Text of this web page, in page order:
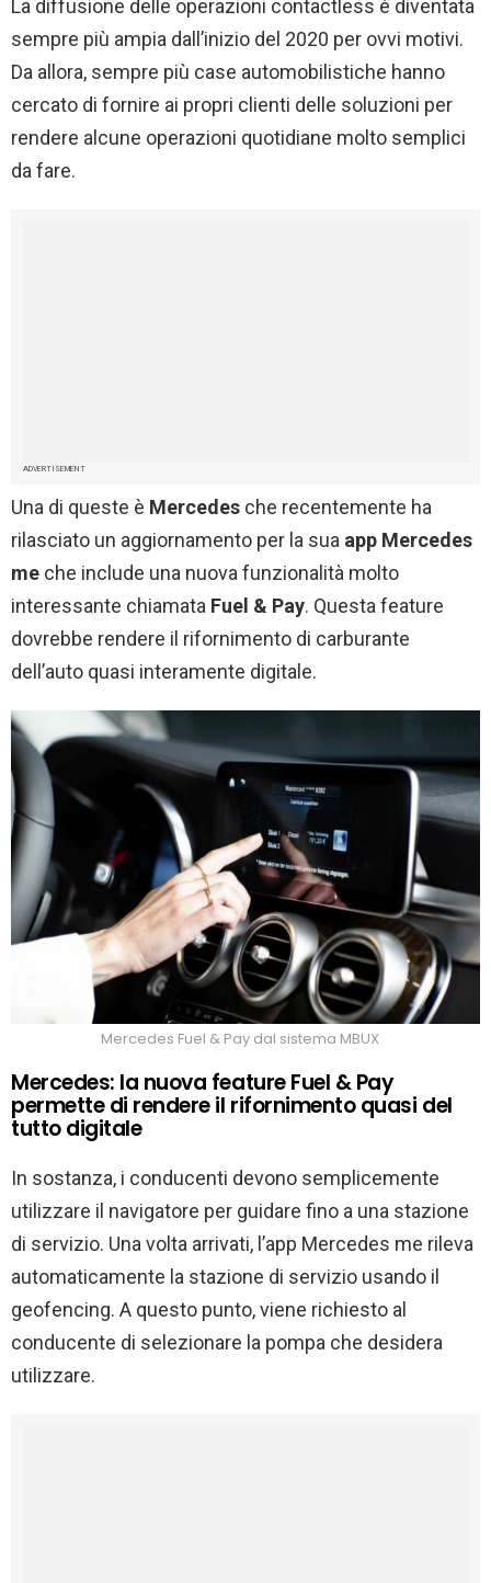
La diffusione delle operazioni contactless è diventata
sempre più ampia dall’inizio del 2020 per ovvi motivi.
Da allora, sempre più case automobilistiche hanno
cercato di fornire ai propri clienti delle soluzioni per
rendere alcune operazioni quotidiane molto semplici
da fare.
ADVERTISEMENT
Una di queste è Mercedes che recentemente ha
rilasciato un aggiornamento per la sua app Mercedes
me che include una nuova funzionalità molto
interessante chiamata Fuel & Pay. Questa feature
dovrebbe rendere il rifornimento di carburante
dell’auto quasi interamente digitale.
Mercedes Fuel & Pay dal sistema MBUX
Mercedes: la nuova feature Fuel & Pay
permette di rendere il rifornimento quasi del
tutto digitale
In sostanza, i conducenti devono semplicemente
utilizzare il navigatore per guidare fino a una stazione
di servizio. Una volta arrivati, l’app Mercedes me rileva
automaticamente la stazione di servizio usando il
geofencing. A questo punto, viene richiesto al
conducente di selezionare la pompa che desidera
utilizzare.